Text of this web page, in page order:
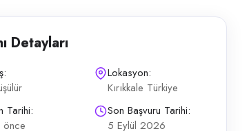
takip süreçleri, cihaz uygulama ve
Detayları
Lokasyon:
Kırıkkale Türkiye
Tarihi:
Son Başvuru Tarihi:
5 Eylül 2026